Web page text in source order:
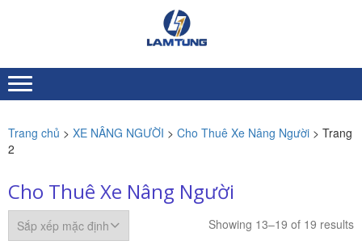
NÂNG
NGƯỜI
LÂM
TÙNG
toàn quốc
Trang chủ > XE NÂNG NGƯỜI > Cho Thuê Xe Nâng Người > Trang
2
Cho Thuê Xe Nâng Người
Showing 13–19 of 19 results